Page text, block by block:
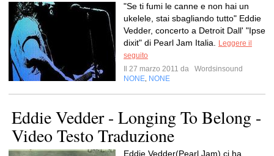
"Se ti fumi le canne e non hai un
ukelele, stai sbagliando tutto" Eddie
Vedder, concerto a Detroit Dall' "Ipse
dixit" di Pearl Jam Italia.
Leggere il
seguito
Il 27 marzo 2011 da
Wordsinsound
NONE NONE
Eddie Vedder - Longing To Belong -
Video Testo Traduzione
Eddie Vedder(Pearl Jam) ci ha